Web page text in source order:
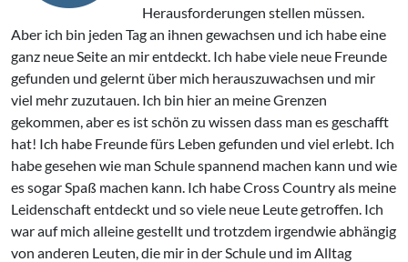
Herausforderungen stellen müssen.
Aber ich bin jeden Tag an ihnen gewachsen und ich habe eine
ganz neue Seite an mir entdeckt. Ich habe viele neue Freunde
gefunden und gelernt über mich herauszuwachsen und mir
viel mehr zuzutauen. Ich bin hier an meine Grenzen
gekommen, aber es ist schön zu wissen dass man es geschafft
hat! Ich habe Freunde fürs Leben gefunden und viel erlebt. Ich
habe gesehen wie man Schule spannend machen kann und wie
es sogar Spaß machen kann. Ich habe Cross Country als meine
Leidenschaft entdeckt und so viele neue Leute getroffen. Ich
war auf mich alleine gestellt und trotzdem irgendwie abhängig
von anderen Leuten, die mir in der Schule und im Alltag